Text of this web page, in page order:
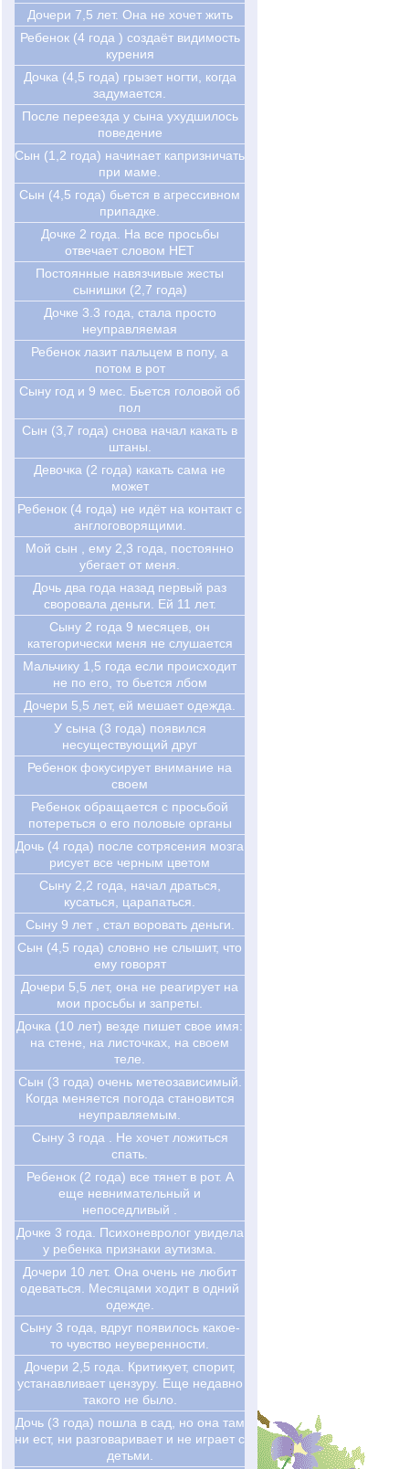
Дочери 7,5 лет. Она не хочет жить
Ребенок (4 года ) создаёт видимость
курения
Дочка (4,5 года) грызет ногти, когда
задумается.
После переезда у сына ухудшилось
поведение
Сын (1,2 года) начинает капризничать
при маме.
Сын (4,5 года) бьется в агрессивном
припадке.
Дочке 2 года. На все просьбы
отвечает словом НЕТ
Постоянные навязчивые жесты
сынишки (2,7 года)
Дочке 3.3 года, стала просто
неуправляемая
Ребенок лазит пальцем в попу, а
потом в рот
Сыну год и 9 мес. Бьется головой об
пол
Сын (3,7 года) снова начал какать в
штаны.
Девочка (2 года) какать сама не
может
Ребенок (4 года) не идёт на контакт с
англоговорящими.
Мой сын , ему 2,3 года, постоянно
убегает от меня.
Дочь два года назад первый раз
своровала деньги. Ей 11 лет.
Cыну 2 года 9 месяцев, он
категорически меня не слушается
Мальчику 1,5 года если происходит
не по его, то бьется лбом
Дочери 5,5 лет, ей мешает одежда.
У сына (3 года) появился
несуществующий друг
Ребенок фокусирует внимание на
своем
Ребенок обращается с просьбой
потереться о его половые органы
Дочь (4 года) после сотрясения мозга
рисует все черным цветом
Сыну 2,2 года, начал драться,
кусаться, царапаться.
Сыну 9 лет , стал воровать деньги.
Сын (4,5 года) словно не слышит, что
ему говорят
Дочери 5,5 лет, она не реагирует на
мои просьбы и запреты.
Дочка (10 лет) везде пишет свое имя:
на стене, на листочках, на своем
теле.
Сын (3 года) очень метеозависимый.
Когда меняется погода становится
неуправляемым.
Сыну 3 года . Не хочет ложиться
спать.
Ребенок (2 года) все тянет в рот. А
еще невнимательный и
непоседливый .
Дочке 3 года. Психоневролог увидела
у ребенка признаки аутизма.
Дочери 10 лет. Она очень не любит
одеваться. Месяцами ходит в одний
одежде.
Сыну 3 года, вдруг появилось какое-
то чувство неуверенности.
Дочери 2,5 года. Критикует, спорит,
устанавливает цензуру. Еще недавно
такого не было.
Дочь (3 года) пошла в сад, но она там
ни ест, ни разговаривает и не играет с
детьми.